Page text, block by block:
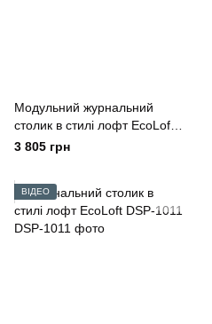
Модульний журнальний
столик в стилі лофт EcoLoft
Duet DSP-1109
3 805 грн
ВІДЕО